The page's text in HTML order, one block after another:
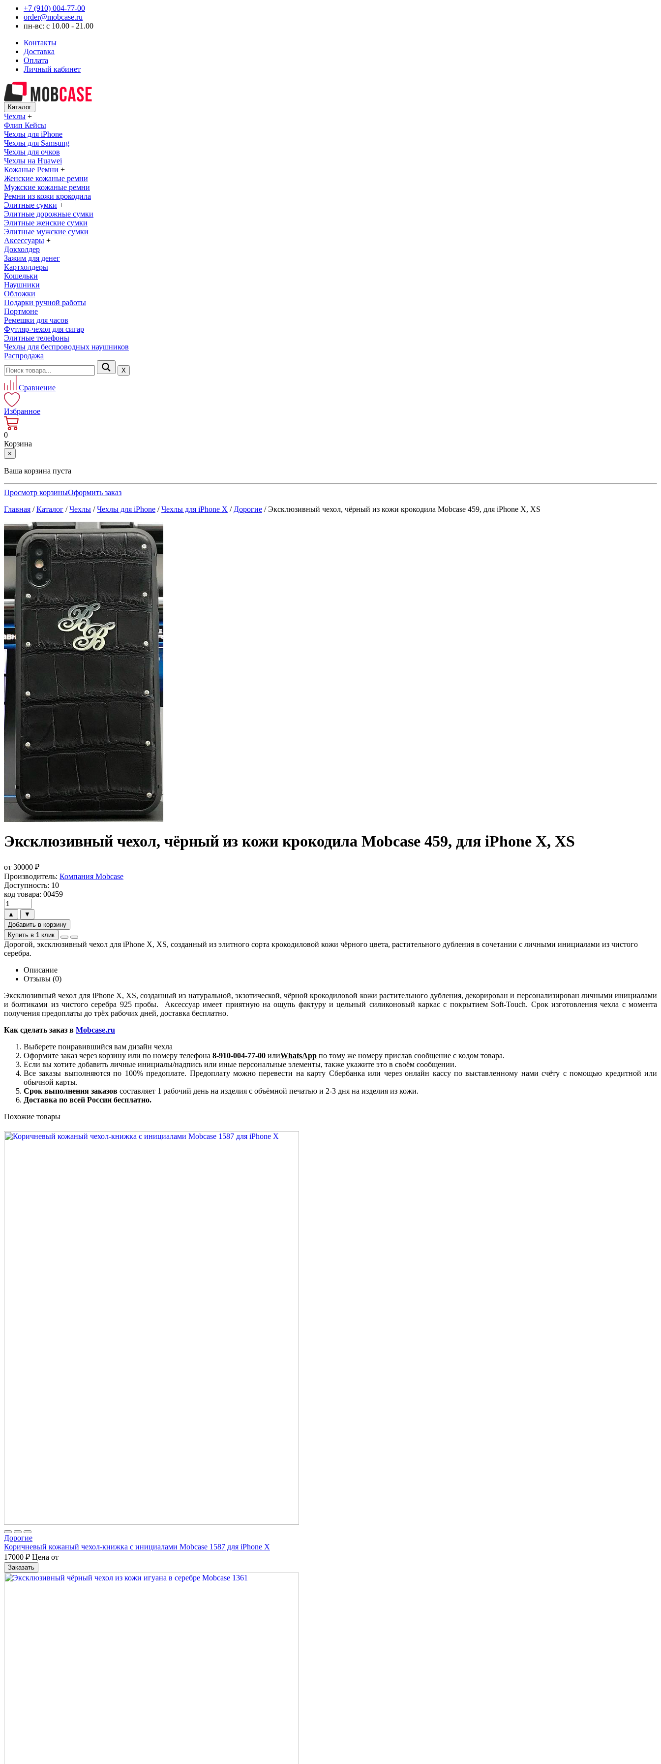
+7 (910) 004-77-00
order@mobcase.ru
пн-вс: с 10.00 - 21.00
Контакты
Доставка
Оплата
Личный кабинет
Каталог
Чехлы +
Флип Кейсы
Чехлы для iPhone
Чехлы для Samsung
Чехлы для очков
Чехлы на Huawei
Кожаные Ремни +
Женские кожаные ремни
Мужские кожаные ремни
Ремни из кожи крокодила
Элитные сумки +
Элитные дорожные сумки
Элитные женские сумки
Элитные мужские сумки
Аксессуары +
Докхолдер
Зажим для денег
Картхолдеры
Кошельки
Наушники
Обложки
Подарки ручной работы
Портмоне
Ремешки для часов
Футляр-чехол для сигар
Элитные телефоны
Чехлы для беспроводных наушников
Распродажа
Х
Сравнение
Избранное
0
Корзина
×
Ваша корзина пуста
Просмотр корзиныОформить заказ
Главная /Каталог /Чехлы /Чехлы для iPhone /Чехлы для iPhone X / Дорогие /Эксклюзивный чехол, чёрный из кожи крокодила Mobcase 459, для iPhone X, XS
Эксклюзивный чехол, чёрный из кожи крокодила Mobcase 459, для iPhone X, XS
от 30000 ₽
Производитель: Компания Mobcase
Доступность: 10
код товара: 00459
▲
▼
Добавить в корзину
Купить в 1 клик
Дорогой, эксклюзивный чехол для iPhone X, XS, созданный из элитного сорта крокодиловой кожи чёрного цвета, растительного дубления в сочетании с личными инициалами из чистого
серебра.
Описание
Отзывы (0)
Эксклюзивный чехол для iPhone X, XS, созданный из натуральной, экзотической, чёрной крокодиловой кожи растительного дубления, декорирован и персонализирован личными инициалами
и болтиками из чистого серебра 925 пробы. Аксессуар имеет приятную на ощупь фактуру и цельный силиконовый каркас с покрытием Soft-Touch. Срок изготовления чехла с момента
получения предоплаты до трёх рабочих дней, доставка бесплатно.
Как сделать заказ в Mobcase.ru
Выберете понравившийся вам дизайн чехла
Оформите заказ через корзину или по номеру телефона 8-910-004-77-00 илиWhatsApp по тому же номеру прислав сообщение с кодом товара.
Если вы хотите добавить личные инициалы/надпись или иные персональные элементы, также укажите это в своём сообщении.
Все заказы выполняются по 100% предоплате. Предоплату можно перевести на карту Сбербанка или через онлайн кассу по выставленному нами счёту с помощью кредитной или
обычной карты.
Срок выполнения заказов составляет 1 рабочий день на изделия с объёмной печатью и 2-3 дня на изделия из кожи.
Доставка по всей России бесплатно.
Похожие товары
Дорогие
Коричневый кожаный чехол-книжка с инициалами Mobcase 1587 для iPhone X
17000 ₽ Цена от
Заказать